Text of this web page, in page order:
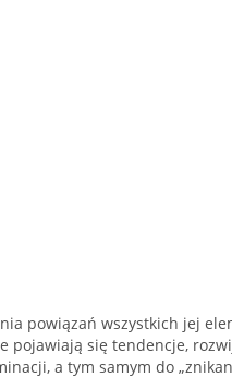
powiązań wszystkich jej
pojawiają się tendencje,
a tym samym do